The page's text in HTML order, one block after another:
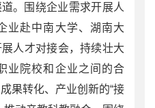
。围绕企业需求开展人
业赴中南大学、湖南大
人才对接会，持续壮大
业院校和企业之间的合
果转化、产业创新的“接